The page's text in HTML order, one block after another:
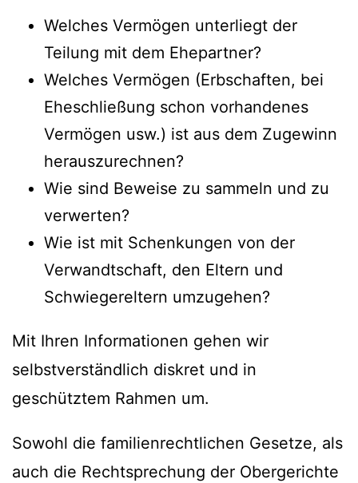
Welches Vermögen unterliegt der
Teilung mit dem Ehepartner?
Welches Vermögen (Erbschaften, bei
Eheschließung schon vorhandenes
Vermögen usw.) ist aus dem Zugewinn
herauszurechnen?
Wie sind Beweise zu sammeln und zu
verwerten?
Wie ist mit Schenkungen von der
Verwandtschaft, den Eltern und
Schwiegereltern umzugehen?
Mit Ihren Informationen gehen wir
selbstverständlich diskret und in
geschütztem Rahmen um.
Sowohl die familienrechtlichen Gesetze, als
auch die Rechtsprechung der Obergerichte